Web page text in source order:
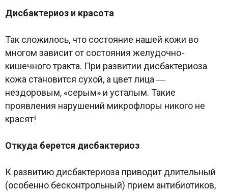
Дисбактериоз и красота
Так сложилось, что состояние нашей кожи во
многом зависит от состояния желудочно-
кишечного тракта. При развитии дисбактериоза
кожа становится сухой, а цвет лица ―
нездоровым, «серым» и усталым. Такие
проявления нарушений микрофлоры никого не
красят!
Откуда берется дисбактериоз
К развитию дисбактериоза приводит длительный
(особенно бесконтрольный) прием антибиотиков,